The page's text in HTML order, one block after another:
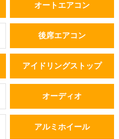
オートエアコン
後席エアコン
アイドリングストップ
オーディオ
アルミホイール